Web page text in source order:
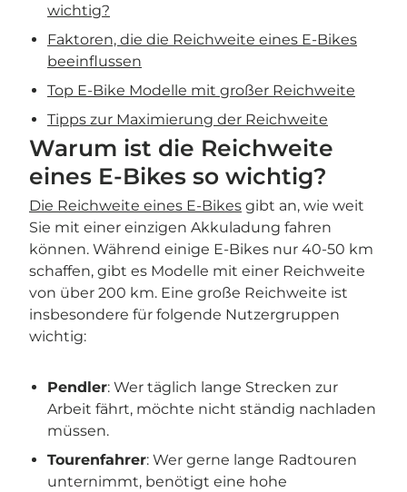
wichtig?
Faktoren, die die Reichweite eines E-Bikes
beeinflussen
Top E-Bike Modelle mit großer Reichweite
Tipps zur Maximierung der Reichweite
Warum ist die Reichweite
eines E-Bikes so wichtig?
Die Reichweite eines E-Bikes gibt an, wie weit
Sie mit einer einzigen Akkuladung fahren
können. Während einige E-Bikes nur 40-50 km
schaffen, gibt es Modelle mit einer Reichweite
von über 200 km. Eine große Reichweite ist
insbesondere für folgende Nutzergruppen
wichtig:
Pendler: Wer täglich lange Strecken zur
Arbeit fährt, möchte nicht ständig nachladen
müssen.
Tourenfahrer: Wer gerne lange Radtouren
unternimmt, benötigt eine hohe